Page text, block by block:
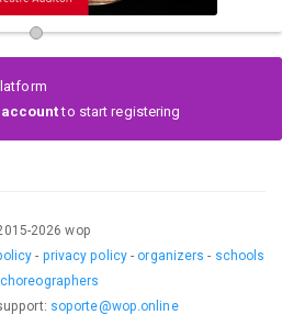
to start registering
2026 wop
- privacy policy - organizers - schools
: soporte@wop.online